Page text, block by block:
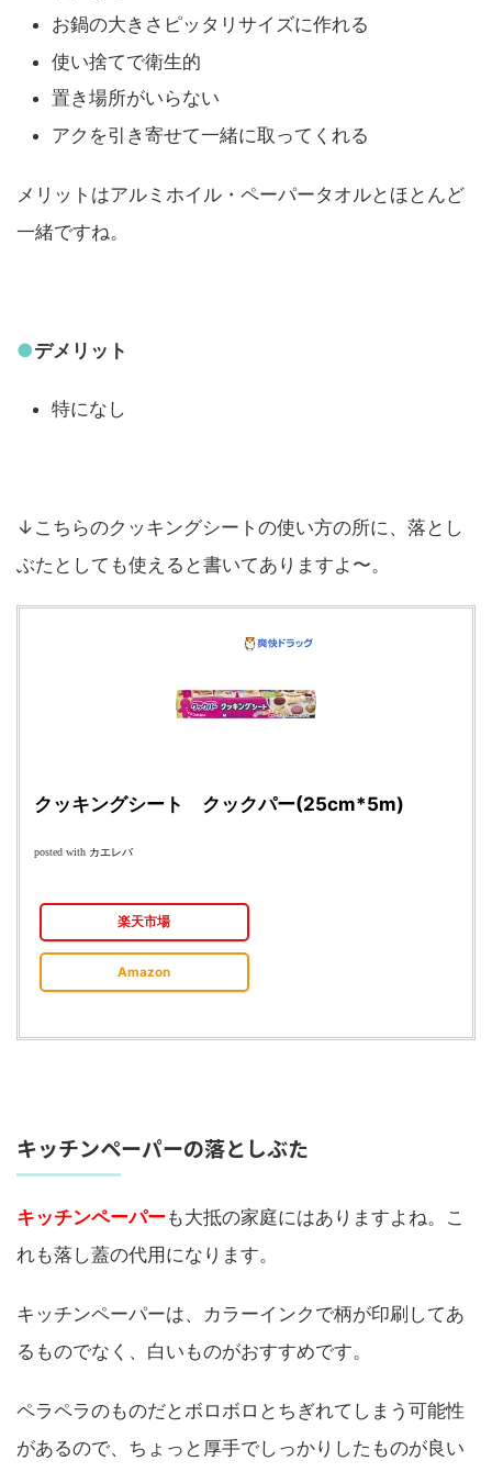
お鍋の大きさピッタリサイズに作れる
使い捨てで衛生的
置き場所がいらない
アクを引き寄せて一緒に取ってくれる
メリットはアルミホイル・ペーパータオルとほとんど
一緒ですね。
●デメリット
特になし
↓こちらのクッキングシートの使い方の所に、落とし
ぶたとしても使えると書いてありますよ〜。
クッキングシート クックパー(25cm*5m)
posted with カエレバ
楽天市場
Amazon
キッチンペーパーの落としぶた
キッチンペーパーも大抵の家庭にはありますよね。こ
れも落し蓋の代用になります。
キッチンペーパーは、カラーインクで柄が印刷してあ
るものでなく、白いものがおすすめです。
ペラペラのものだとボロボロとちぎれてしまう可能性
があるので、ちょっと厚手でしっかりしたものが良い